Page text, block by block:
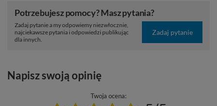
Potrzebujesz pomocy? Masz pytania?
Zadaj pytanie a my odpowiemy niezwłocznie,
najciekawsze pytania i odpowiedzi publikując
dla innych.
Zadaj pytanie
Napisz swoją opinię
Twoja ocena: